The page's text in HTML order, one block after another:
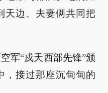
天边、夫妻俩共同把
军“戍天西部先锋”颁
，接过那座沉甸甸的